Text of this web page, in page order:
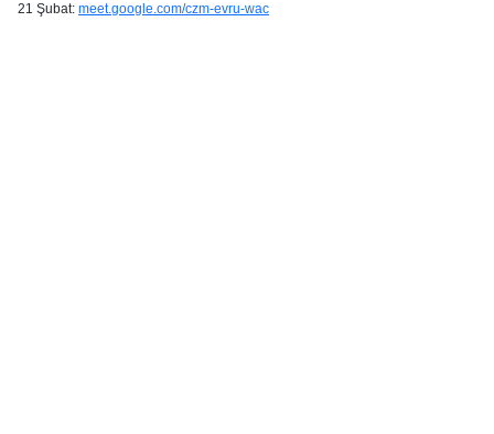
21 Şubat: meet.google.com/czm-evru-wac